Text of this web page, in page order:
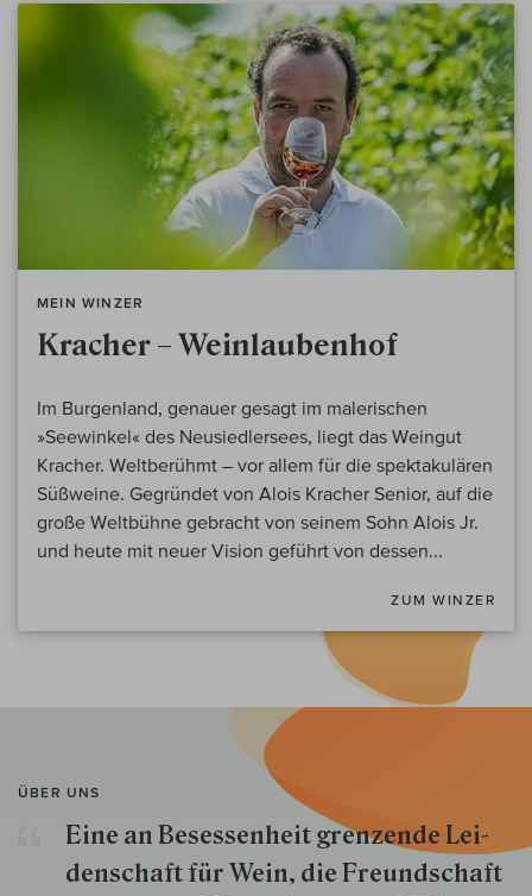
MEIN WINZER
Kracher – Weinlaubenhof
Im Burgenland, genauer gesagt im malerischen
»Seewinkel« des Neusiedlersees, liegt das Weingut
Kracher. Weltberühmt – vor allem für die spektakulären
Süßweine. Gegründet von Alois Kracher Senior, auf die
große Weltbühne gebracht von seinem Sohn Alois Jr.
und heute mit neuer Vision geführt von dessen...
ZUM WINZER
ÜBER UNS
Eine an Besessenheit gren­zende Lei­
den­schaft für Wein, die Freund­schaft